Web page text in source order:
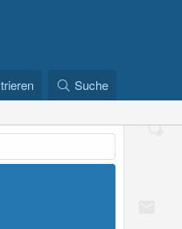
Suche